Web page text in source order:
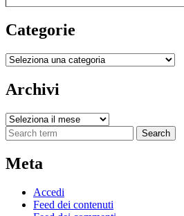
Categorie
Categorie
Archivi
Archivi
Search
Meta
Accedi
Feed dei contenuti